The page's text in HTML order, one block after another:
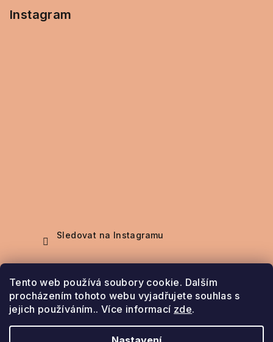
Tento web používá soubory cookie. Dalším
procházením tohoto webu vyjadřujete souhlas s
jejich používáním.. Více informací zde.
Instagram
Sledovat na Instagramu
Nákupní košík